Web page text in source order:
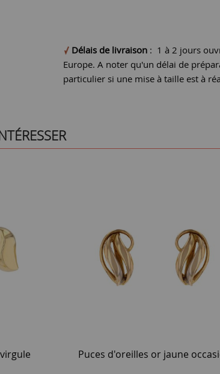
Délais de livraison : 1 à 2 jours
Europe. A noter qu'un délai de
particulier si une mise à taille est à
Puces d'oreilles or jaune